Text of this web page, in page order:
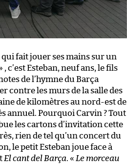
fait jouer ses mains sur un
, c’est Esteban, neuf ans, le fils
de l’hymne du Barça
contre les murs de la salle des
de kilomètres au nord-est de
annuel. Pourquoi Carvin ? Tout
les cartons d’invitation cette
rien de tel qu’un concert du
le petit Esteban joue face à
El cant del Barça. « Le morceau